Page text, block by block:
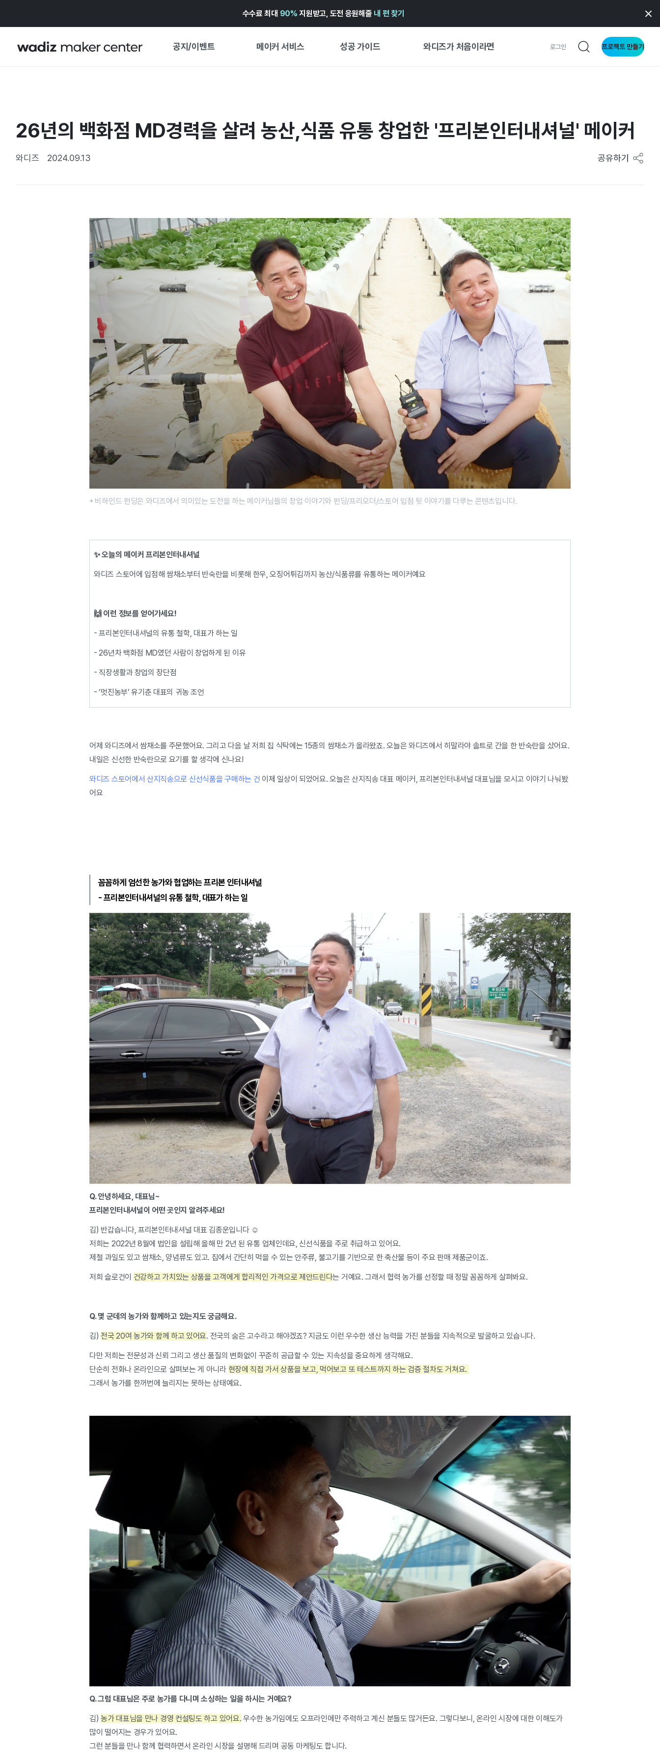
수수료 최대 90% 지원받고, 도전 응원해줄 내 편 찾기
공지/이벤트 메이커 서비스 성공 가이드 와디즈가 처음이라면 로그인 프로젝트 만들기
마이 와디즈
중요 업데이트
보도자료
기획전 캘린더
도움말센터 ↗︎
와디즈 어워즈 ↗︎
와디즈 스쿨
성공 스토리
펀딩
프리오더
경험형
26년의 백화점 MD경력을 살려 농산,식품 유통 창업한 '프리본인터내셔널' 메이커
와디즈 2024.09.13 공유하기
* 비하인드 펀딩은 와디즈에서 의미있는 도전을 하는 메이커님들의 창업 이야기와 펀딩/프리오더/스토어 입점 뒷 이야기를 다루는 콘텐츠입니다.
✨ 오늘의 메이커 프리본인터내셔널
와디즈 스토어에 입점해 쌈채소부터 반숙란을 비롯해 한우, 오징어튀김까지 농산/식품류를 유통하는 메이커예요
🙌 이런 정보를 얻어가세요!
- 프리본인터내셔널의 유통 철학, 대표가 하는 일
- 26년차 백화점 MD였던 사람이 창업하게 된 이유
- 직장생활과 창업의 장단점
- ‘멋진농부’ 유기춘 대표의 귀농 조언
어제 와디즈에서 쌈채소를 주문했어요. 그리고 다음 날 저희 집 식탁에는 15종의 쌈채소가 올라왔죠. 오늘은 와디즈에서 히말라야 솔트로 간을 한 반숙란을 샀어요.
내일은 신선한 반숙란으로 요기를 할 생각에 신나요!
와디즈 스토어에서 산지직송으로 신선식품을 구매하는 건 이제 일상이 되었어요. 오늘은 산지직송 대표 메이커, 프리본인터내셔널 대표님을 모시고 이야기 나눠봤
어요
꼼꼼하게 엄선한 농가와 협업하는 프리본 인터내셔널
- 프리본인터내셔널의 유통 철학, 대표가 하는 일
Q. 안녕하세요, 대표님~
프리본인터내셔널이 어떤 곳인지 알려주세요!
김) 반갑습니다, 프리본인터내셔널 대표 김종운입니다 ☺
저희는 2022년 8월에 법인을 설립해 올해 만 2년 된 유통 업체인데요, 신선식품을 주로 취급하고 있어요.
제철 과일도 있고 쌈채소, 양념류도 있고. 집에서 간단히 먹을 수 있는 안주류, 불고기를 기반으로 한 축산물 등이 주요 판매 제품군이죠.
저희 슬로건이 건강하고 가치있는 상품을 고객에게 합리적인 가격으로 제안드린다는 거예요. 그래서 협력 농가를 선정할 때 정말 꼼꼼하게 살펴봐요.
Q. 몇 군데의 농가와 함께하고 있는지도 궁금해요.
김) 전국 20여 농가와 함께 하고 있어요. 전국의 숨은 고수라고 해야겠죠? 지금도 이런 우수한 생산 능력을 가진 분들을 지속적으로 발굴하고 있습니다.
다만 저희는 전문성과 신뢰 그리고 생산 품질의 변화없이 꾸준히 공급할 수 있는 지속성을 중요하게 생각해요.
단순히 전화나 온라인으로 살펴보는 게 아니라 현장에 직접 가서 상품을 보고, 먹어보고 또 테스트까지 하는 검증 절차도 거쳐요.
그래서 농가를 한꺼번에 늘리지는 못하는 상태예요.
Q. 그럼 대표님은 주로 농가를 다니며 소싱하는 일을 하시는 거예요?
김)농가 대표님을 만나 경영 컨설팅도 하고 있어요. 우수한 농가임에도 오프라인에만 주력하고 계신 분들도 많거든요. 그렇다보니, 온라인 시장에 대한 이해도가
많이 떨어지는 경우가 있어요.
그런 분들을 만나 함께 협력하면서 온라인 시장을 설명해 드리며 공동 마케팅도 합니다.